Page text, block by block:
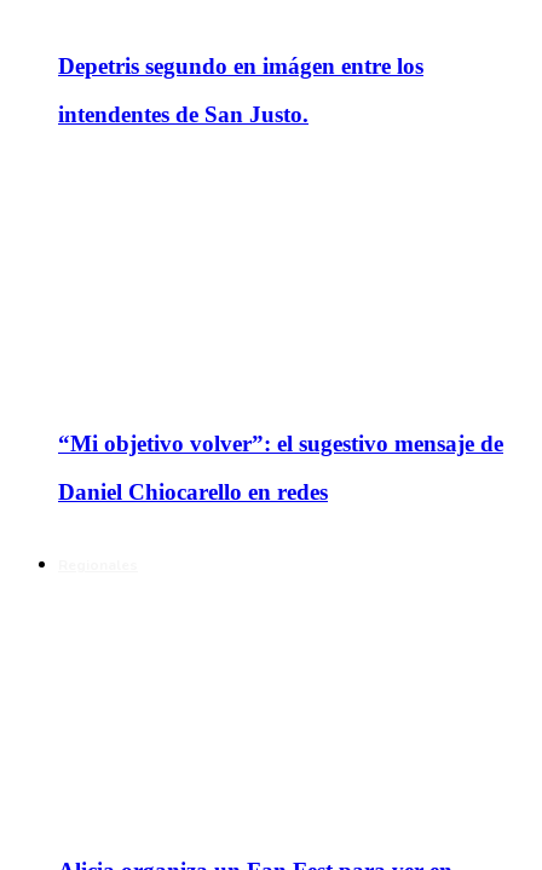
Depetris segundo en imágen entre los
intendentes de San Justo.
“Mi objetivo volver”: el sugestivo mensaje de
Daniel Chiocarello en redes